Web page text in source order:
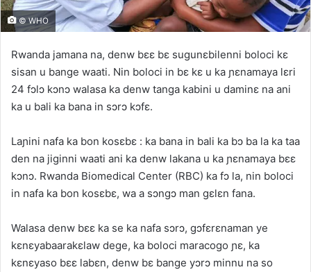
© WHO
Rwanda jamana na, denw bɛɛ bɛ sugunɛbilenni boloci kɛ
sisan u bange waati. Nin boloci in bɛ kɛ u ka ɲɛnamaya lɛri
24 fɔlɔ kɔnɔ walasa ka denw tanga kabini u daminɛ na ani
ka u bali ka bana in sɔrɔ kɔfɛ.
Laɲini nafa ka bon kosɛbɛ : ka bana in bali ka bɔ ba la ka taa
den na jiginni waati ani ka denw lakana u ka ɲɛnamaya bɛɛ
kɔnɔ. Rwanda Biomedical Center (RBC) ka fɔ la, nin boloci
in nafa ka bon kosɛbɛ, wa a sɔngɔ man gɛlɛn fana.
Walasa denw bɛɛ ka se ka nafa sɔrɔ, gɔfɛrɛnaman ye
kɛnɛyabaarakɛlaw dege, ka boloci maracogo ɲɛ, ka
kɛnɛyaso bɛɛ labɛn, denw bɛ bange yɔrɔ minnu na so